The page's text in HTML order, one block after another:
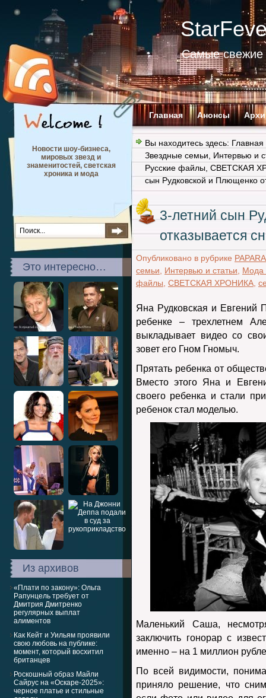
Самые свежие
Главная Анонсы
Новости шоу-бизнеса,
мировых звезд и
знаменитостей, светская
хроника и мода
Это интересно…
Из архивов
«Плати по закону»: Ольга
Рапунцель требует от
Дмитрия Дмитренко
регулярных выплат
алиментов
Как Кейт и Уильям проявили
свою любовь на публике:
момент, который восхитил
британцев
Роскошный образ Майли
Сайрус на «Оскаре-2025»:
черное платье и стильные
Вы находитесь здесь: Главная
Звездные семьи
Интервью и
Русские файлы СВЕТСКАЯ
сын Рудковской и Плющенко
3-летний сын
отказывается
Опубликовано в рубрике
семьи
Интервью и статьи
Мода
файлы СВЕТСКАЯ ХРОНИКА
Яна Рудковская и
ребенке – трехлетнем
выкладывает видео со
зовет его Гном Гномыч.
Прятать ребенка от
Вместо этого Яна и
своего ребенка и стали
ребенок стал моделью.
Маленький Саша,
заключить гонорар с
именно – на 1 миллион
По всей видимости,
приняло решение, что